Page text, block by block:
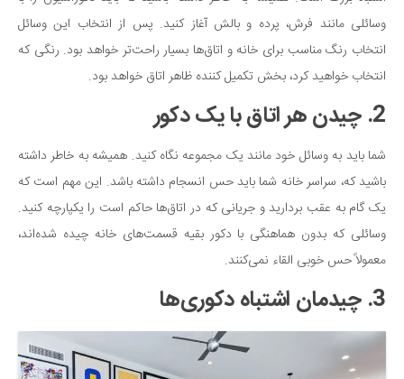
چهره‌ها
عکاسی و هنرهای تجسمی
کتاب و کتاب‌خوانی
تاریخ
معماری
علمی
فناوری‌ها
نجوم و هوا فضا
زمین و محیط زیست
خودرو
سرگرمی
دانستنی‌ها
وسائلی مانند فرش، پرده و بالش آغاز کنید. پس از انتخاب این وسائل
انتخاب رنگ مناسب برای خانه و اتاق‌ها بسیار راحت‌تر خواهد بود. رنگی که
انتخاب خواهید کرد، بخش تکمیل کننده ظاهر اتاق خواهد بود.
2. چیدن هر اتاق با یک دکور
شما باید به وسائل خود مانند یک مجموعه نگاه کنید. همیشه به خاطر داشته
باشید که، سراسر خانه شما باید حس انسجام داشته باشد. این مهم است که
یک گام به عقب بردارید و جریانی که در اتاق‌ها حاکم است را یکپارچه کنید.
وسائلی که بدون هماهنگی با دکور بقیه قسمت‌های خانه چیده شده‌اند،
معمولاً حس خوبی القاء نمی‌کنند.
3. چیدمان اشتباه دکوری‌ها